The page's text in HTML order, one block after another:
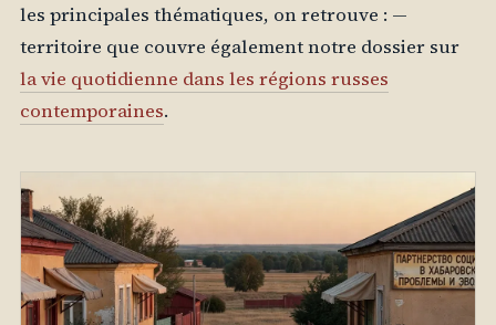
les principales thématiques, on retrouve : —
territoire que couvre également notre dossier sur
la vie quotidienne dans les régions russes
contemporaines.